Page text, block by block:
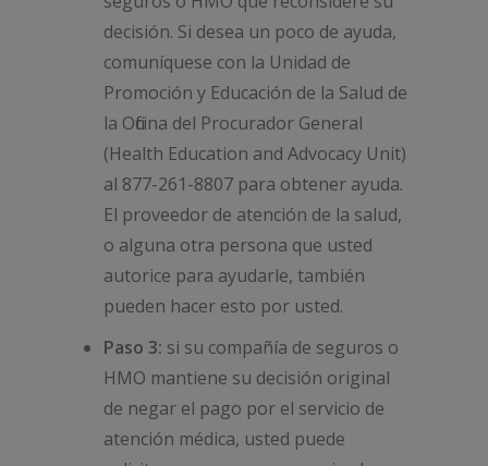
decisión. Si desea un poco de ayuda,
comuníquese con la Unidad de
Promoción y Educación de la Salud de
la Oficina del Procurador General
(Health Education and Advocacy Unit)
al 877-261-8807 para obtener ayuda.
El proveedor de atención de la salud,
o alguna otra persona que usted
autorice para ayudarle, también
pueden hacer esto por usted.
Paso 3: si su compañía de seguros o
HMO mantiene su decisión original
de negar el pago por el servicio de
atención médica, usted puede